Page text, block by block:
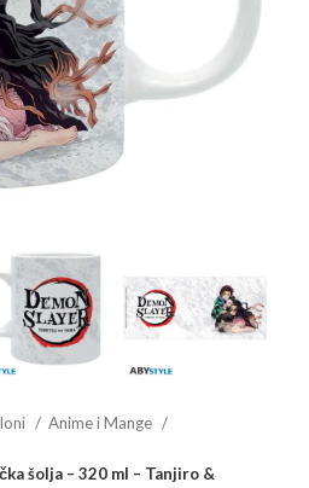
Anime i Mange
šolja – 320 ml – Tanjiro &